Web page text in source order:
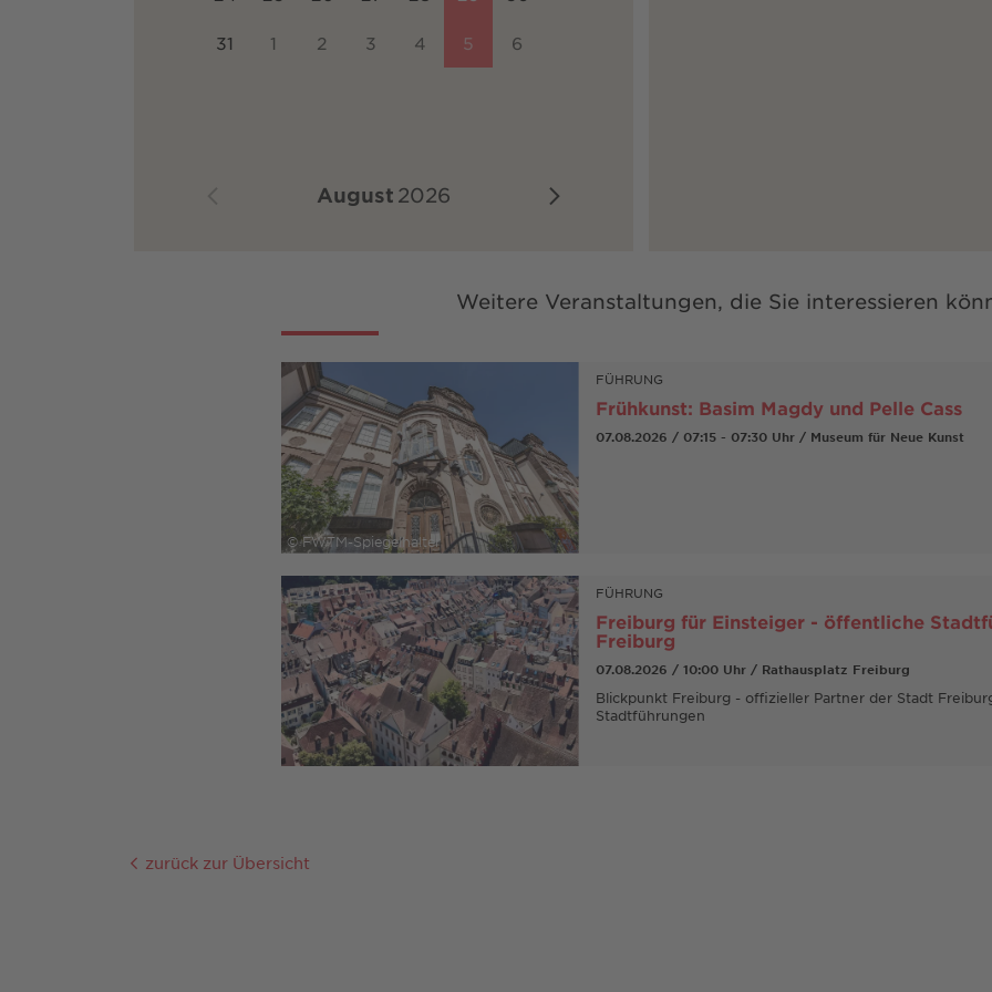
August 2026
31 1 2 3 4 5 6
Weitere Veranstaltungen, die Sie interessieren
© FWTM-Spiegelhalter
FÜHRUNG
Frühkunst: Basim Magdy und Pelle Cass
07.08.2026 / 07:15 - 07:30 Uhr / Museum für Neue Kunst
FÜHRUNG
Freiburg für Einsteiger - öffentliche
Freiburg
07.08.2026 / 10:00 Uhr / Rathausplatz Freiburg
Blickpunkt Freiburg - offizieller Partner der Stadt
Stadtführungen
zurück zur Übersicht